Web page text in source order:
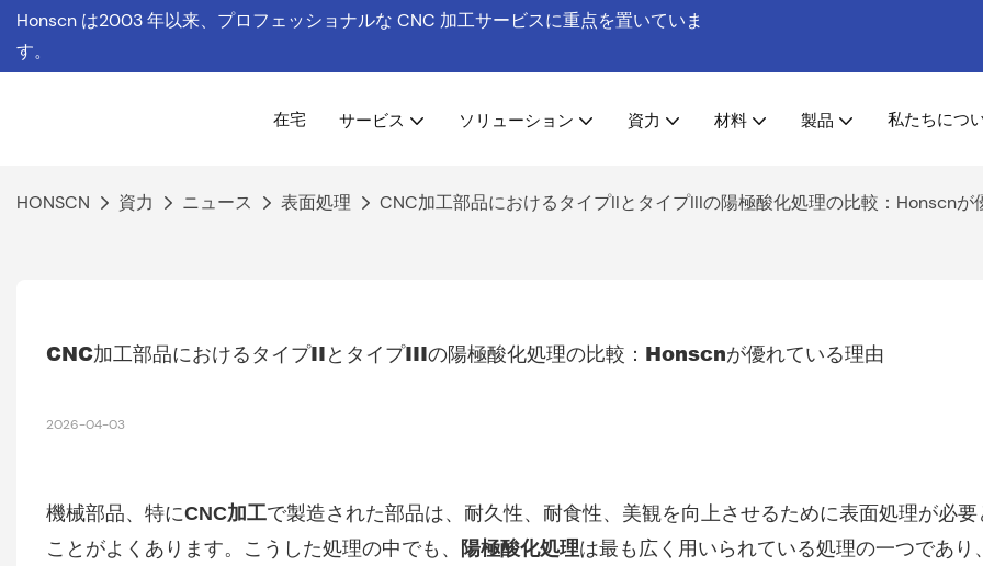
Honscn は2003 年以来、プロフェッショナルな CNC 加工サービスに重点を置いていま
す。
在宅 サービス ソリューション 資力 材料 製品 私たちにつ
HONSCN 資力 ニュース 表面処理 CNC加工部品におけるタイプIIとタイプIIIの陽極酸化処理の比較：Honscnが
CNC加工部品におけるタイプIIとタイプIIIの陽極酸化処理の比較：Honscnが優れている理由
2026-04-03
機械部品、特にCNC加工で製造された部品は、耐久性、耐食性、美観を向上させるために表面処理が必要
ことがよくあります。こうした処理の中でも、
陽極酸化処理は最も広く用いられている処理の一つであり